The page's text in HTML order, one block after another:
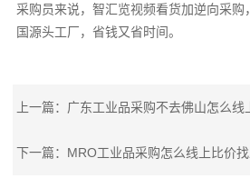
采购员来说，智汇览视频看货加逆向采
国源头工厂，省钱又省时间。
上一篇：广东工业品采购不去佛山怎么线
下一篇：MRO工业品采购怎么线上比价